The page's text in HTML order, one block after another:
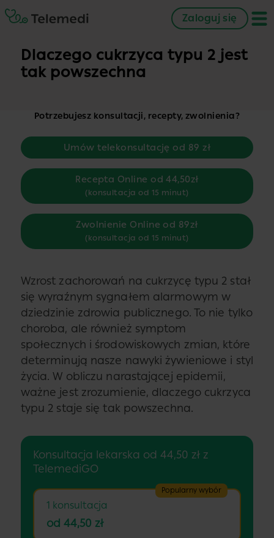
Zaloguj się
Dlaczego cukrzyca typu 2 jest
tak powszechna
Potrzebujesz konsultacji, recepty, zwolnienia?
Umów telekonsultację od 89 zł
Recepta Online od 44,50zł
(konsultacja od 15 minut)
Zwolnienie Online od 89zł
(konsultacja od 15 minut)
Wzrost zachorowań na cukrzycę typu 2 stał
się wyraźnym sygnałem alarmowym w
dziedzinie zdrowia publicznego. To nie tylko
choroba, ale również symptom
społecznych i środowiskowych zmian, które
determinują nasze nawyki żywieniowe i styl
życia. W obliczu narastającej epidemii,
ważne jest zrozumienie, dlaczego cukrzyca
typu 2 staje się tak powszechna.
Konsultacja lekarska od 44,50 zł z
TelemediGO
Popularny wybór
1 konsultacja
od 44,50 zł